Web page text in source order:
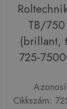
TB/
(brillant,
725-
Cikkszám: